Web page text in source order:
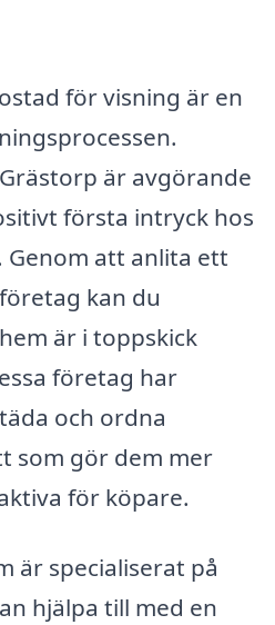
för visning är en
är avgörande
första intryck hos
att anlita ett
kan du
är i toppskick
företag har
och ordna
som gör dem mer
för köpare.
är specialiserat på
hjälpa till med en